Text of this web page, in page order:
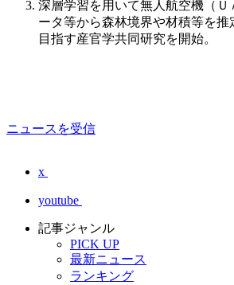
深層学習を用いて無人航空機（Ｕ
ータ等から森林境界や材積等を推
目指す産官学共同研究を開始。
ニュースを受信
x
youtube
記事ジャンル
PICK UP
最新ニュース
ランキング